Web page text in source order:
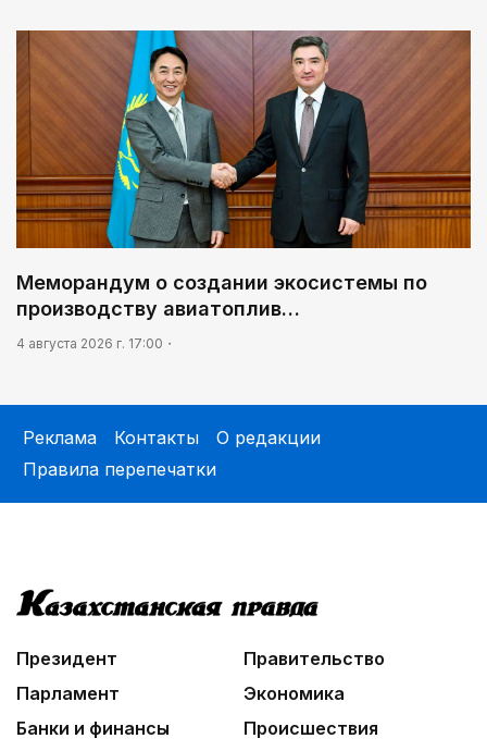
Меморандум о создании экосистемы по
производству авиатоплив…
4 августа 2026 г. 17:00
Реклама Контакты
О редакции
Правила перепечатки
Президент
Правительство
Парламент
Экономика
Банки и финансы
Происшествия